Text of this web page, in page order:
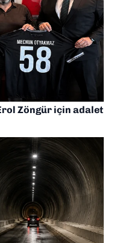
Zöngür için adalet